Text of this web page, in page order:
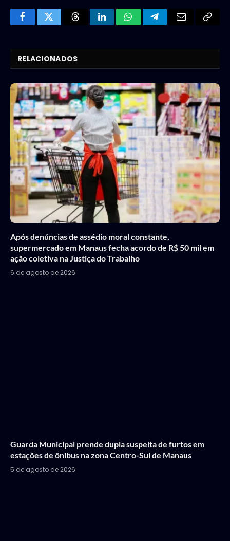
FacebookTwitterThreadsLinkedInWhatsAppTelegramEmail
Copy
RELACIONADOS
Após denúncias de assédio moral constante,
supermercado em Manaus fecha acordo de R$ 50 mil em
ação coletiva na Justiça do Trabalho
6 de agosto de 2026
Guarda Municipal prende dupla suspeita de furtos em
estações de ônibus na zona Centro-Sul de Manaus
5 de agosto de 2026